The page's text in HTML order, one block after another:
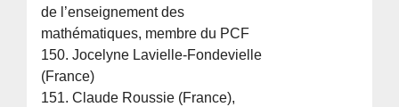
de l’enseignement des
mathématiques, membre du PCF
150. Jocelyne Lavielle-Fondevielle
(France)
151. Claude Roussie (France),